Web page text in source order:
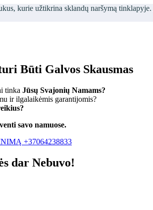
kurie užtikrina sklandų naršymą tinklapyje.
Būti Galvos Skausmas
tinka Jūsų Svajonių Namams?
ir ilgalaikėmis garantijomis?
savo namuose.
+37064238833
dar Nebuvo!